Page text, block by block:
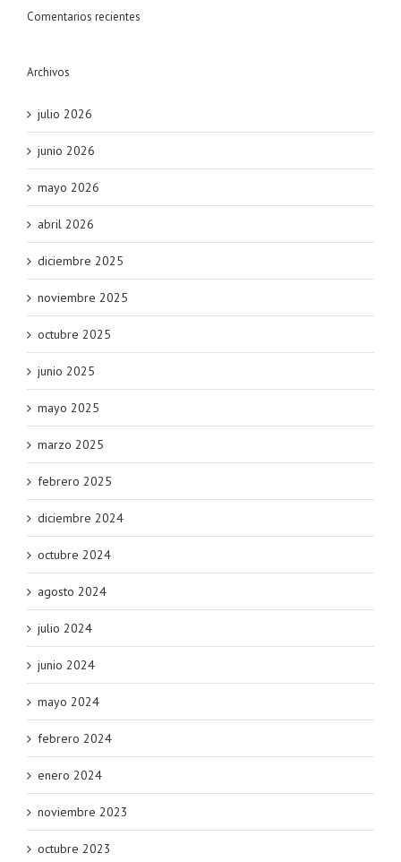
Comentarios recientes
Archivos
julio 2026
junio 2026
mayo 2026
abril 2026
diciembre 2025
noviembre 2025
octubre 2025
junio 2025
mayo 2025
marzo 2025
febrero 2025
diciembre 2024
octubre 2024
agosto 2024
julio 2024
junio 2024
mayo 2024
febrero 2024
enero 2024
noviembre 2023
octubre 2023